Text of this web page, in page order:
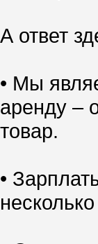
А ответ
• Мы
аренду –
товар.
•